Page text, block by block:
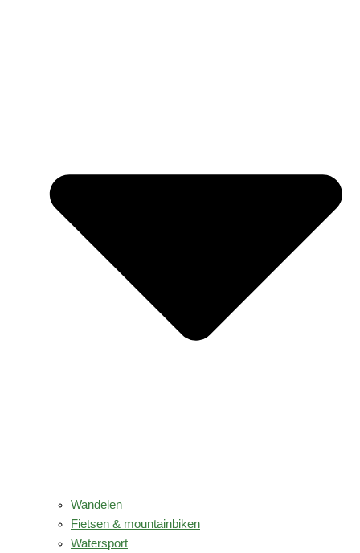
Wandelen
Fietsen & mountainbiken
Watersport